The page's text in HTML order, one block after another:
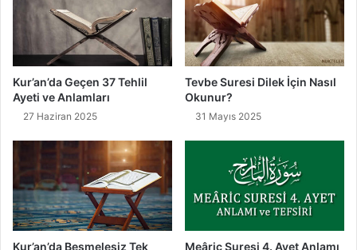
a
e
a
t
"
Kur’an’da Geçen 37 Tehlil
Ayeti ve Anlamları
27 Haziran 2025
Tevbe Suresi Dilek İçin Nasıl
Okunur?
31 Mayıs 2025
Kur’an’da Besmelesiz Tek
Meâric Suresi 4. Ayet Anlamı